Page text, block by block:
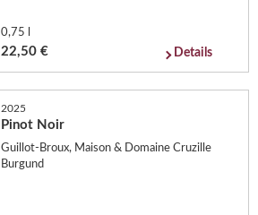
0,75 l
22,50 € Details
2025
Pinot Noir
Guillot-Broux, Maison & Domaine Cruzille
Burgund